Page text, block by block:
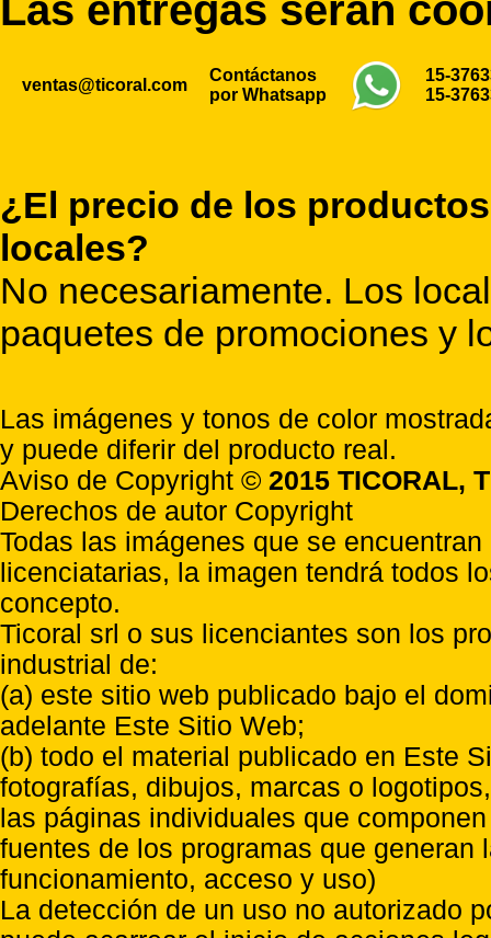
Las entregas serán
ventas@ticoral.com
Contáctanos
por Whatsapp
15-
15-
¿El precio de los
locales?
No necesariamente. Los
paquetes de promociones y
Las imágenes y tonos de color
y puede diferir del producto real.
Aviso de Copyright © 2015 TICORAL,
Derechos de autor Copyright
Todas las imágenes que se
licenciatarias, la imagen tendrá todos
concepto.
Ticoral srl o sus licenciantes son los
industrial de:
(a) este sitio web publicado bajo el
adelante Este Sitio Web;
(b) todo el material publicado en Este
fotografías, dibujos, marcas o
las páginas individuales que
fuentes de los programas que
funcionamiento, acceso y uso)
La detección de un uso no autorizado